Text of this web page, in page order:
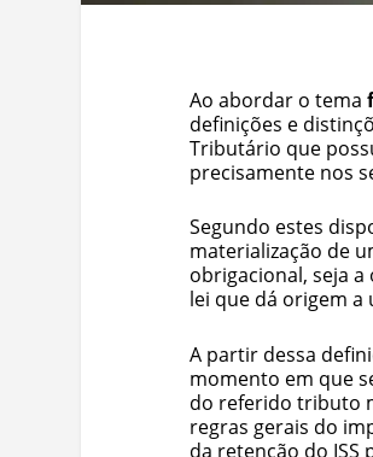
Ao abordar o tema
definições e
Tributário que
precisamente nos
Segundo estes
materialização de
obrigacional, seja
lei que dá origem
A partir dessa
momento em que
do referido tributo
regras gerais do
da retenção do ISS